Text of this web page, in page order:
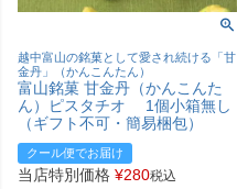
越中富山の銘菓として愛され続ける「甘
金丹」（かんこんたん）
富山銘菓 甘金丹（かんこんた
ん）ピスタチオ 1個小箱無し
（ギフト不可・簡易梱包）
クール便でお届け
当店特別価格 ¥280税込